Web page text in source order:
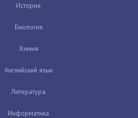
История
Биология
Химия
Английский язык
Литература
Информатика